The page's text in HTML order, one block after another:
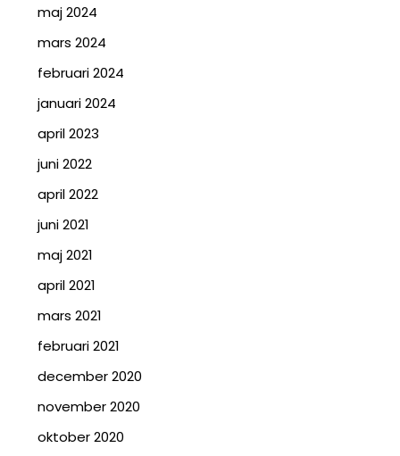
maj 2024
mars 2024
februari 2024
januari 2024
april 2023
juni 2022
april 2022
juni 2021
maj 2021
april 2021
mars 2021
februari 2021
december 2020
november 2020
oktober 2020